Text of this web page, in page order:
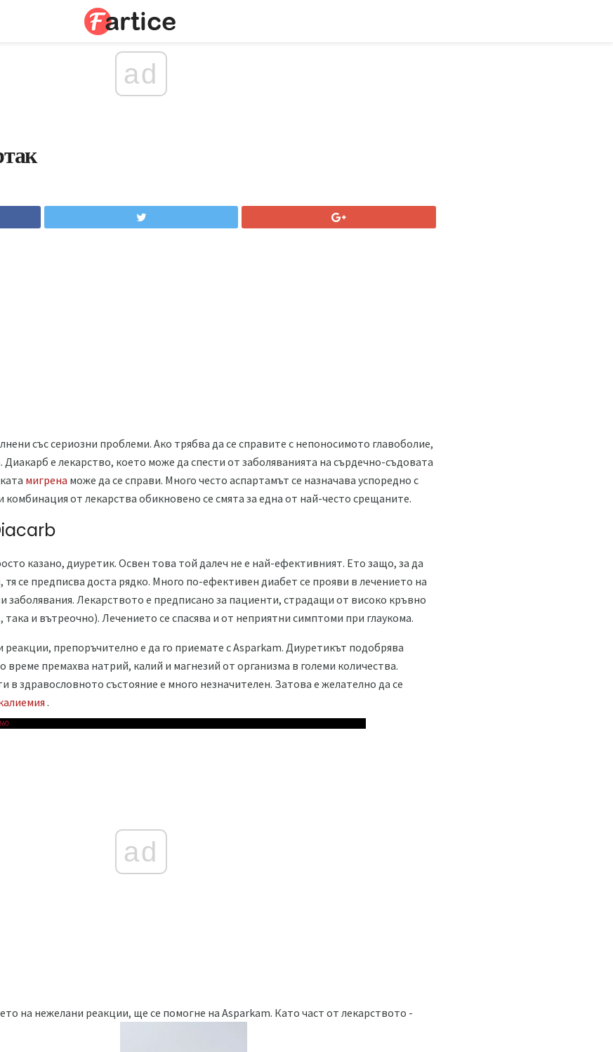
ad
със сериозни проблеми. Ако трябва да се справите с непоносимото главоболие,
Диакарб е лекарство, което може да спести от заболяванията на сърдечно-съдовата
мигрена може да се справи. Много често аспартамът се назначава успоредно с
от лекарства обикновено се смята за една от най-често срещаните.
казано, диуретик. Освен това той далеч не е най-ефективният. Ето защо, за да
се предписва доста рядко. Много по-ефективен диабет се прояви в лечението на
заболявания. Лекарството е предписано за пациенти, страдащи от високо кръвно
така и вътреочно). Лечението се спасява и от неприятни симптоми при глаукома.
препоръчително е да го приемате с Asparkam. Диуретикът подобрява
време премахва натрий, калий и магнезий от организма в големи количества.
в здравословното състояние е много незначителен. Затова е желателно да се
.
ad
на нежелани реакции, ще се помогне на Asparkam. Като част от лекарството -